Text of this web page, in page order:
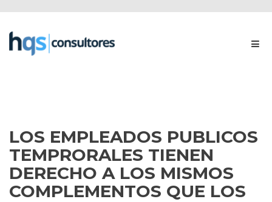
LOS EMPLEADOS PUBLICOS
TEMPRORALES TIENEN
DERECHO A LOS MISMOS
COMPLEMENTOS QUE LOS